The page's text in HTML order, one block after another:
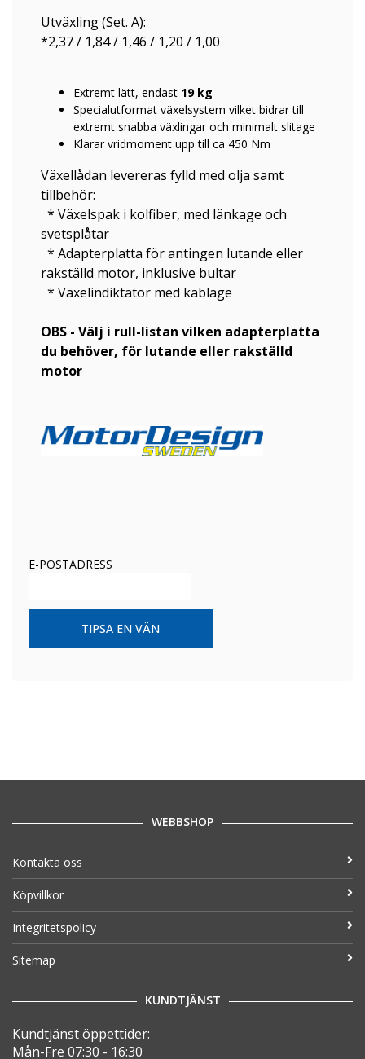
Utväxling (Set. A):
*2,37 / 1,84 / 1,46 / 1,20 / 1,00
Extremt lätt, endast 19 kg
Specialutformat växelsystem vilket bidrar till
extremt snabba växlingar och minimalt slitage
Klarar vridmoment upp till ca 450 Nm
Växellådan levereras fylld med olja samt
tillbehör:
* Växelspak i kolfiber, med länkage och
svetsplåtar
* Adapterplatta för antingen lutande eller
rakställd motor, inklusive bultar
* Växelindiktator med kablage
OBS - Välj i rull-listan vilken adapterplatta
du behöver, för lutande eller rakställd
motor
E-POSTADRESS
WEBBSHOP
Kontakta oss
Köpvillkor
Integritetspolicy
Sitemap
KUNDTJÄNST
Kundtjänst öppettider:
Mån-Fre 07:30 - 16:30